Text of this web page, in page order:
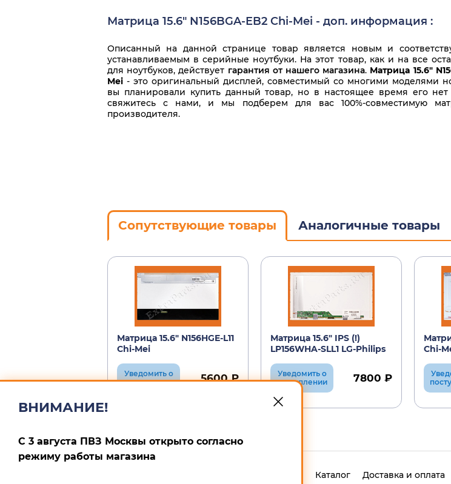
Матрица 15.6" N156BGA-EB2 Chi-Mei - доп. информация :
Описанный на данной странице товар является новым и
устанавливаемым в серийные ноутбуки. На этот товар, как и на все
для ноутбуков, действует гарантия от нашего магазина. Матрица 15.6"
Mei - это оригинальный дисплей, совместимый со многими моделями
вы планировали купить данный товар, но в настоящее время его
свяжитесь с нами, и мы подберем для вас 100%-совместимую
производителя.
Сопутствующие товары Аналогичные товары
Матрица 15.6" N156HGE-L11
Chi-Mei
Уведомить о
поступлении
5600 ₽
Матрица 15.6" IPS (!)
LP156WHA-SLL1 LG-Philips
Уведомить о
поступлении
7800 ₽
Chi-
Каталог Доставка и оплата
ВНИМАНИЕ!
С 3 августа ПВЗ Москвы открыто согласно
режиму работы магазина